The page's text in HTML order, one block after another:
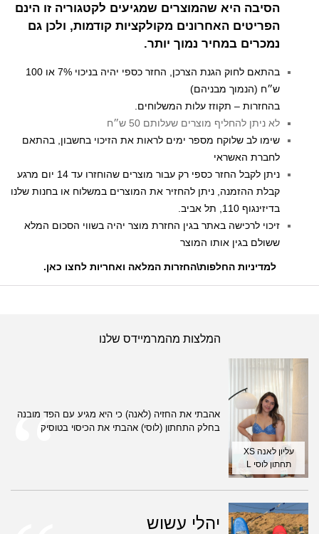
הסיבה היא שהמוצרים שמגיעים לקטגוריה זו הינם
הפריטים האחרונים מקולקציות קודמות, ולכן גם
נמכרים במחיר נמוך יותר.
בהתאם לחוק הגנת הצרכן, החזר כספי יהיה בניכוי 7% או 100
ש״ח (הנמוך מבניהם)
בהחזרות – תקוזז עלות המשלוחים.
לא ניתן להחליף מוצרים שעלותם 50 ש״ח
שימו לב שלוקח מספר ימים לראות את הזיכוי בחשבון, בהתאם
לחברת האשראי
ניתן לקבל החזר כספי רק עבור מוצרים שהוחזרו עד 14 יום מרגע
קבלת ההזמנה, ניתן להחזיר את המוצרים במשלוח או בחנות שלנו
בדיזינגוף 110, תל אביב.
זיכוי לרכישה באתר בגין החזרת מוצר יהיה בשווי הסכום המלא
ששולם בגין אותו המוצר
למדיניות החלפות\החזרות המלאה ואחריות לחצו כאן.
המלצות מהמרמיידס שלנו
עליון לאנה XS
תחתון לוסי L
אהבתי את החזיה (לאנה) כי היא מגיע עם הפד מובנה
בחלק התחתון (לוסי) אהבתי את הכיסוי בטוסיק
יהלי עשוש